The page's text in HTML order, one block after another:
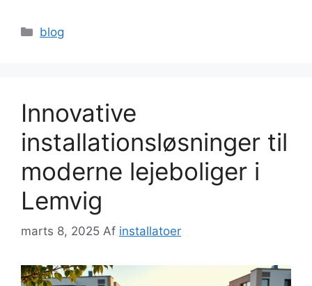
Kategorier
blog
Innovative
installationsløsninger til
moderne lejeboliger i
Lemvig
marts 8, 2025 Af installatoer